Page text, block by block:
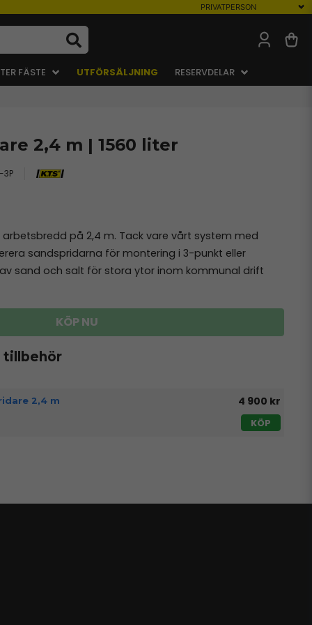
FÄSTE UTFÖRSÄLJNING RESERVDELAR
2,4 m | 1560 liter
3P
arbetsbredd på 2,4 m. Tack vare vårt system med
sandspridarna för montering i 3-punkt eller
sand och salt för stora ytor inom kommunal drift
KÖP NU
tillbehör
2,4 m 4 900 kr
KÖP